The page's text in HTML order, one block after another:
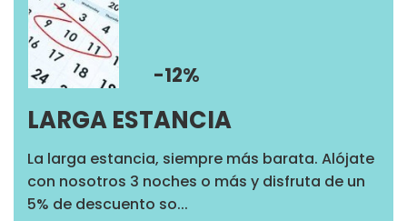
-12%
LARGA ESTANCIA
La larga estancia, siempre más barata. Alójate
con nosotros 3 noches o más y disfruta de un
5% de descuento so...